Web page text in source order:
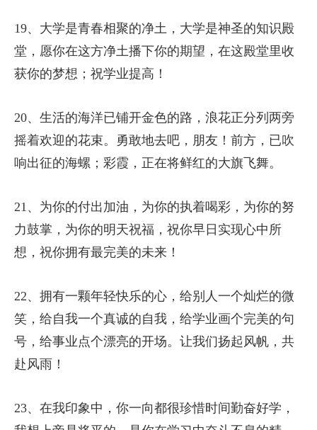
19、大学是青春相聚的净土，大学是神圣的知识殿
堂，愿你在这方净土播下你的期望，在这殿堂里收
获你的梦想；祝学业提高！
20、生活的海洋已铺开金色的路，浪花正分列两旁
摇着欢迎的花束。勇敢地去吧，朋友！前方，已吹
响出征的海螺；彩霞，正在将鲜红的大旗飞舞。
21、为你的付出加油，为你的执着喝彩，为你的努
力鼓掌，为你的明天祝福，祝你早日实现心中所
想，祝你拥有最完美的未来！
22、拥有一颗年轻快乐的心，给别人一个灿烂的微
笑，给自我一个真诚的自我，给学业画个完美的句
号，给事业点个漂亮的开场。让我们扬起风帆，共
赴风雨！
23、在我印象中，你一向都很珍惜时间勤奋好学，